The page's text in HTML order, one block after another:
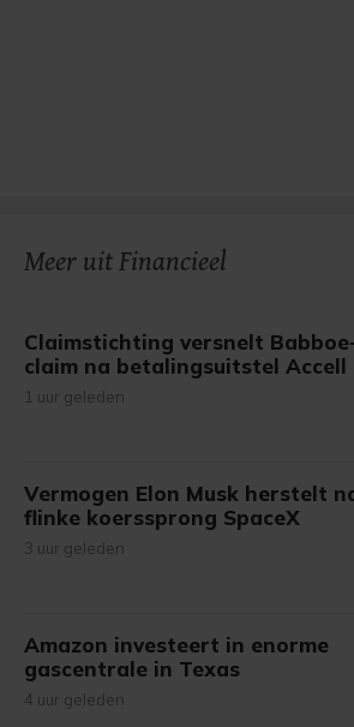
Meer uit Financieel
Claimstichting versnelt
claim na betalingsuitstel Accell
1 uur geleden
Vermogen Elon Musk herstelt
flinke koerssprong SpaceX
3 uur geleden
Amazon investeert in enorme
gascentrale in Texas
4 uur geleden